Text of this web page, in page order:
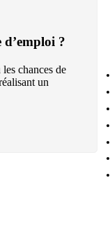
?
chances de
un